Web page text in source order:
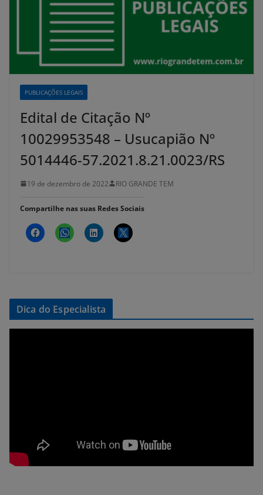
PUBLICAÇÕES LEGAIS
Edital de Citação Nº
10029953548 – Usucapião Nº
5014446-57.2021.8.21.0023/RS
19 de dezembro de 2022 RIO GRANDE TEM
Compartilhe nas suas Redes Sociais
Dica do Especialista